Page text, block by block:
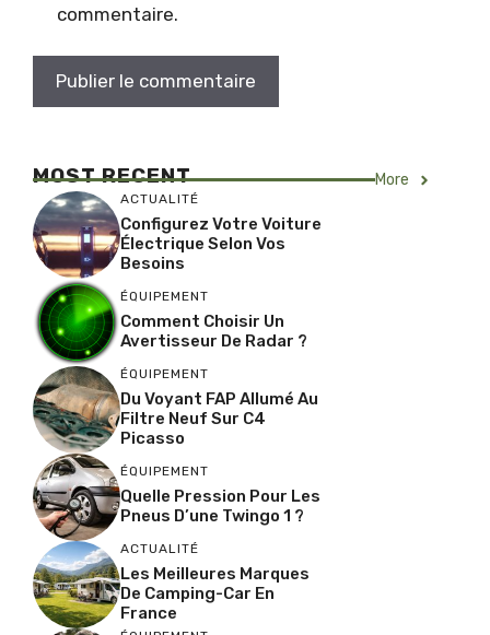
commentaire.
MOST RECENT More
ACTUALITÉ
Configurez Votre Voiture
Électrique Selon Vos
Besoins
ÉQUIPEMENT
Comment Choisir Un
Avertisseur De Radar ?
ÉQUIPEMENT
Du Voyant FAP Allumé Au
Filtre Neuf Sur C4
Picasso
ÉQUIPEMENT
Quelle Pression Pour Les
Pneus D’une Twingo 1 ?
ACTUALITÉ
Les Meilleures Marques
De Camping-Car En
France